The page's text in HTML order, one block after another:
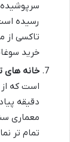
تاکسی از
خرید
خانه های
دقیقه
معماری
تمام تر